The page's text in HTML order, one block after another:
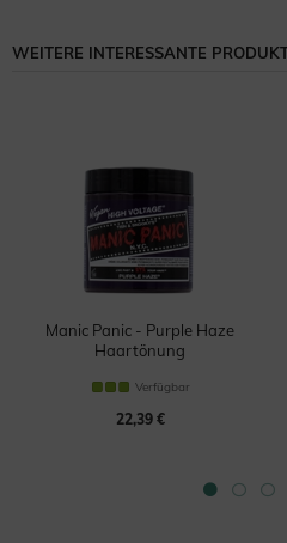
WEITERE INTERESSANTE
Manic Panic - Purple Haze
Haartönung
Verfügbar
22,39 €